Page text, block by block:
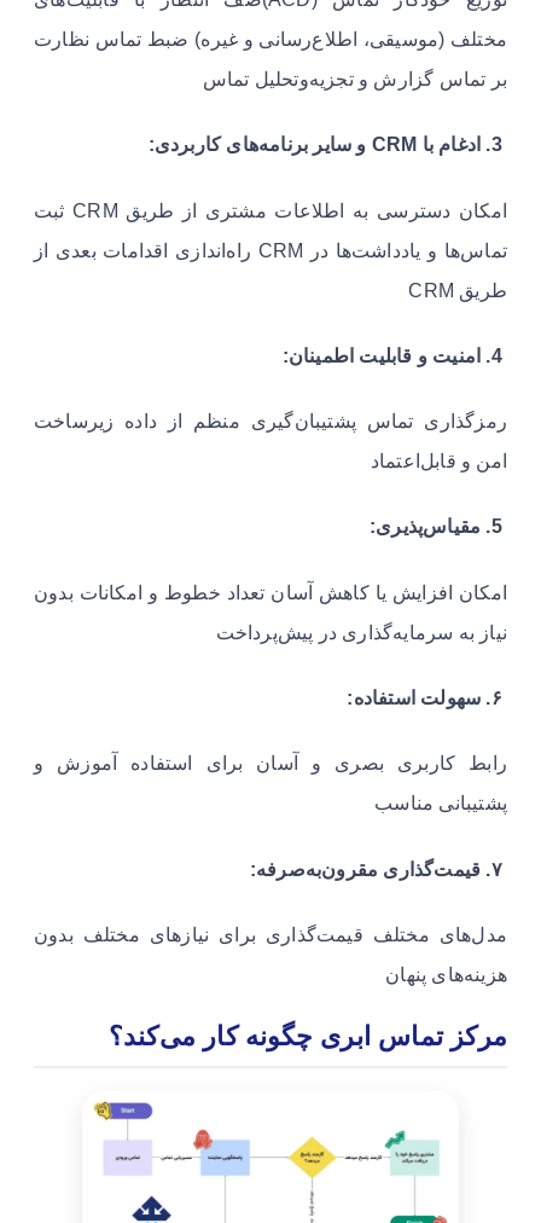
مختلف (موسیقی، اطلاع‌رسانی و غیره) ضبط تماس نظارت
بر تماس گزارش و تجزیه‌وتحلیل تماس
امکان دسترسی به اطلاعات مشتری از طریق CRM ثبت
تماس‌ها و یادداشت‌ها در CRM راه‌اندازی اقدامات بعدی از
طریق CRM
رمزگذاری تماس پشتیبان‌گیری منظم از داده زیرساخت
امن و قابل‌اعتماد
امکان افزایش یا کاهش آسان تعداد خطوط و امکانات بدون
نیاز به سرمایه‌گذاری در پیش‌پرداخت
رابط کاربری بصری و آسان برای استفاده آموزش و
پشتیبانی مناسب
مدل‌های مختلف قیمت‌گذاری برای نیازهای مختلف بدون
هزینه‌های پنهان
مرکز تماس ابری چگونه کار می‌کند؟